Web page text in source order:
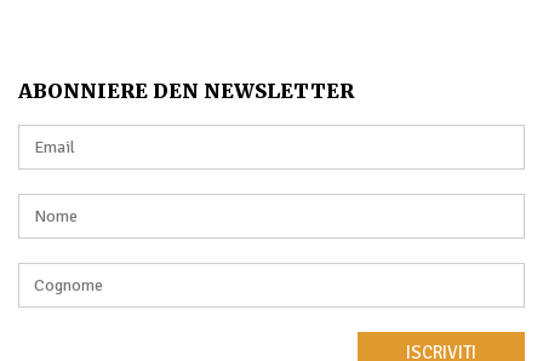
ABONNIERE DEN NEWSLETTER
ISCRIVITI